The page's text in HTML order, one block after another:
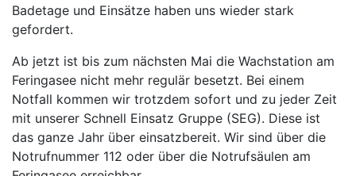
Badetage und Einsätze haben uns wieder stark
gefordert.
Ab jetzt ist bis zum nächsten Mai die Wachstation am
Feringasee nicht mehr regulär besetzt. Bei einem
Notfall kommen wir trotzdem sofort und zu jeder Zeit
mit unserer Schnell Einsatz Gruppe (SEG). Diese ist
das ganze Jahr über einsatzbereit. Wir sind über die
Notrufnummer 112 oder über die Notrufsäulen am